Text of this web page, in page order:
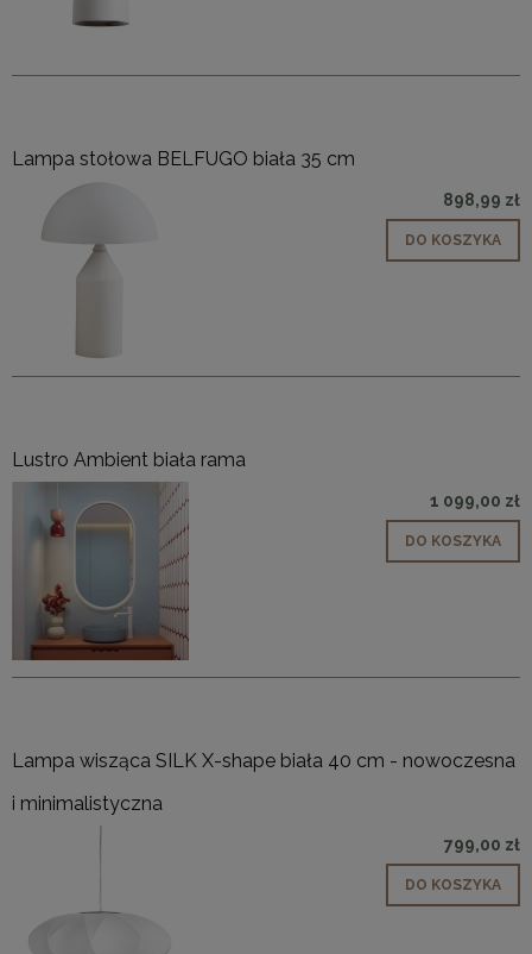
Lampa stołowa BELFUGO biała 35 cm
898,99 zł
DO KOSZYKA
Lustro Ambient biała rama
1 099,00 zł
DO KOSZYKA
Lampa wisząca SILK X-shape biała 40 cm - nowoczesna
i minimalistyczna
799,00 zł
DO KOSZYKA